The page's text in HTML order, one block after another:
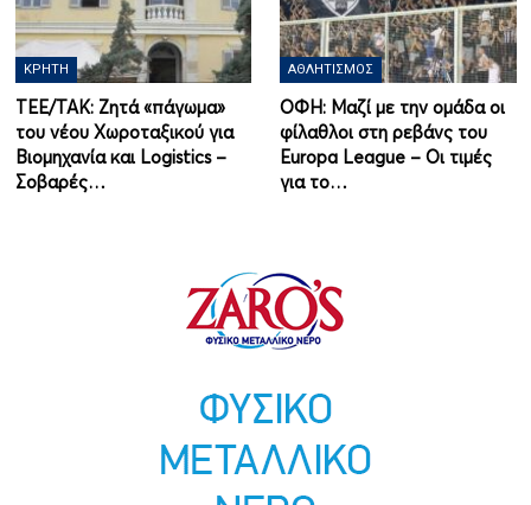
ΚΡΉΤΗ
ΤΕΕ/ΤΑΚ: Ζητά «πάγωμα»
του νέου Χωροταξικού για
Βιομηχανία και Logistics –
Σοβαρές…
ΑΘΛΗΤΙΣΜΌΣ
ΟΦΗ: Μαζί με την ομάδα οι
φίλαθλοι στη ρεβάνς του
Europa League – Οι τιμές
για το…